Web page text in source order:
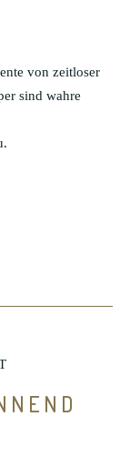
von zeitloser
sind wahre